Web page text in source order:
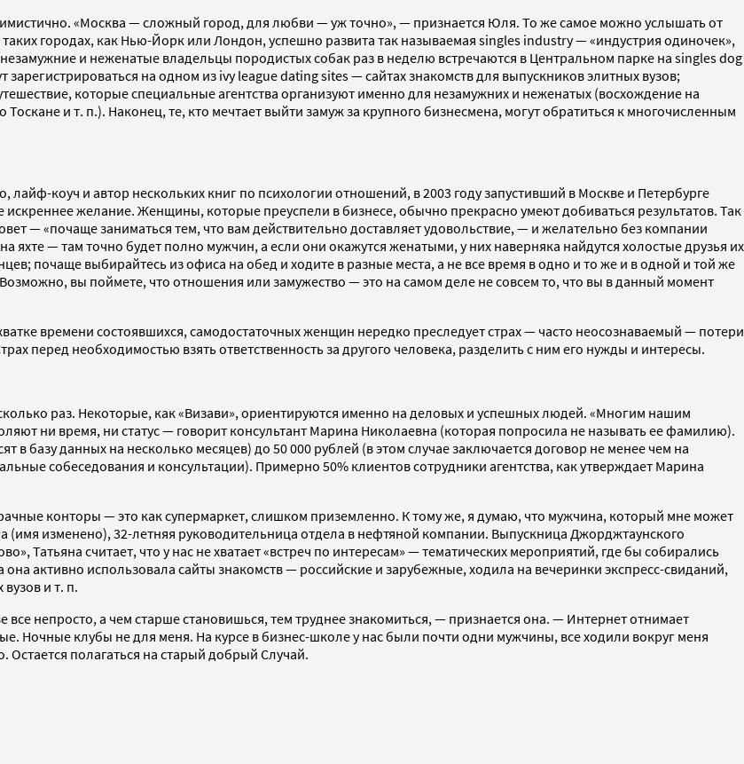
«Москва — сложный город, для любви — уж точно», — признается Юля. То же самое можно услышать от
городах, как Нью-Йорк или Лондон, успешно развита так называемая singles industry — «индустрия одиночек»,
и неженатые владельцы породистых собак раз в неделю встречаются в Центральном парке на singles dog
на одном из ivy league dating sites — сайтах знакомств для выпускников элитных вузов;
которые специальные агентства организуют именно для незамужних и неженатых (восхождение на
и т. п.). Наконец, те, кто мечтает выйти замуж за крупного бизнесмена, могут обратиться к многочисленным
коуч и автор нескольких книг по психологии отношений, в 2003 году запустивший в Москве и Петербурге
желание. Женщины, которые преуспели в бизнесе, обычно прекрасно умеют добиваться результатов. Так
— «почаще заниматься тем, что вам действительно доставляет удовольствие, — и желательно без компании
— там точно будет полно мужчин, а если они окажутся женатыми, у них наверняка найдутся холостые друзья их
почаще выбирайтесь из офиса на обед и ходите в разные места, а не все время в одно и то же и в одной и той же
вы поймете, что отношения или замужество — это на самом деле не совсем то, что вы в данный момент
времени состоявшихся, самодостаточных женщин нередко преследует страх — часто неосознаваемый — потери
перед необходимостью взять ответственность за другого человека, разделить с ним его нужды и интересы.
раз. Некоторые, как «Визави», ориентируются именно на деловых и успешных людей. «Многим нашим
ни время, ни статус — говорит консультант Марина Николаевна (которая попросила не называть ее фамилию).
в базу данных на несколько месяцев) до 50 000 рублей (в этом случае заключается договор не менее чем на
собеседования и консультации). Примерно 50% клиентов сотрудники агентства, как утверждает Марина
конторы — это как супермаркет, слишком приземленно. К тому же, я думаю, что мужчина, который мне может
(имя изменено), 32-летняя руководительница отдела в нефтяной компании. Выпускница Джорджтаунского
Татьяна считает, что у нас не хватает «встреч по интересам» — тематических мероприятий, где бы собирались
активно использовала сайты знакомств — российские и зарубежные, ходила на вечеринки экспресс-свиданий,
и т. п.
непросто, а чем старше становишься, тем труднее знакомиться, — признается она. — Интернет отнимает
Ночные клубы не для меня. На курсе в бизнес-школе у нас были почти одни мужчины, все ходили вокруг меня
полагаться на старый добрый Случай.